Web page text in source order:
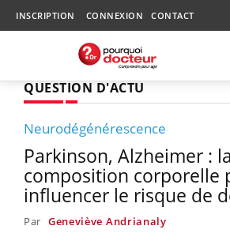
INSCRIPTION CONNEXION CONTACT
QUESTION D'ACTU
Neurodégénérescence
Parkinson, Alzheimer : la
composition corporelle
influencer le risque de
Par Geneviève Andrianaly